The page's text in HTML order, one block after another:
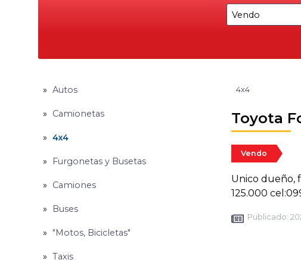
Autos
Camionetas
4x4
Furgonetas y Busetas
Camiones
Buses
"Motos, Bicicletas"
Taxis
4x4
Toyota
Vendo
Unico dueño,
125.000
Publicado: